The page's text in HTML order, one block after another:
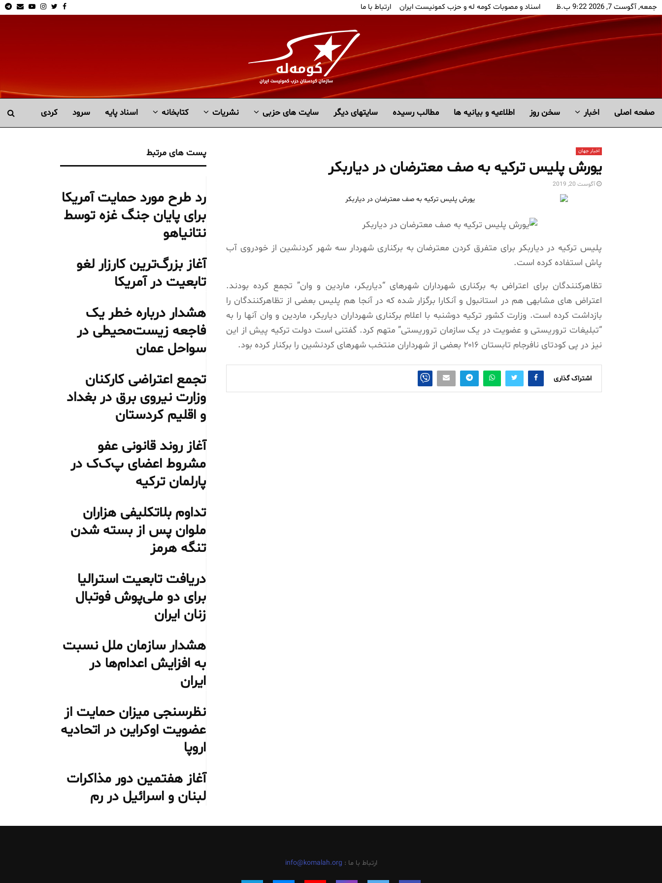
جمعه, آگوست 7, 2026 9:22 ب.ظ اسناد و مصوبات کومه له و حزب کمونیست ایران ارتباط با ما Facebook
Twitter
Instagram
Youtube
Email
صفحه اصلی اخبار سخن روز اطلاعیه و بیانیه ها مطالب رسیده سايتهاى ديگر سایت های حزبی نشریات کتابخانە اسناد پایه سرود کردی
اخبار جهان
یورش پلیس ترکیه به صف معترضان در دیاربکر
آگوست 20, 2019
پلیس ترکیه در دیاربکر برای متفرق کردن معترضان به برکناری شهردار سه شهر کردنشین از خودروی آب
پاش استفاده کرده است.
تظاهرکنندگان برای اعتراض به برکناری شهرداران شهرهای “دیاربکر، ماردین و وان” تجمع کرده بودند.
اعتراض های مشابهی هم در استانبول و آنکارا برگزار شده که در آنجا هم پلیس بعضی از تظاهرکنندگان را
بازداشت کرده است. وزارت کشور ترکیه دوشنبه با اعلام برکناری شهرداران دیاربکر، ماردین و وان آنها را به
“تبلیغات تروریستی و عضویت در یک سازمان تروریستی” متهم کرد. گفتنی است دولت ترکیه پیش از این
نیز در پی کودتای نافرجام تابستان ۲۰۱۶ بعضی از شهرداران منتخب شهرهای کردنشین را برکنار کرده بود.
اشتراک گذاری
پست های مرتبط
رد طرح مورد حمایت آمریکا
برای پایان جنگ غزه توسط
نتانیاهو
آغاز بزرگ‌ترین کارزار لغو
تابعیت در آمریکا
هشدار درباره خطر یک
فاجعه زیست‌محیطی در
سواحل عمان
تجمع اعتراضی کارکنان
وزارت نیروی برق در بغداد
و اقلیم کردستان
آغاز روند قانونی عفو
مشروط اعضای پ‌ک‌ک در
پارلمان ترکیه
تداوم بلاتکلیفی هزاران
ملوان پس از بسته شدن
تنگه هرمز
دریافت تابعیت استرالیا
برای دو ملی‌پوش فوتبال
زنان ایران
هشدار سازمان ملل نسبت
به افزایش اعدام‌ها در
ایران
نظرسنجی میزان حمایت از
عضویت اوکراین در اتحادیه
اروپا
آغاز هفتمین دور مذاکرات
لبنان و اسرائیل در رم
ارتباط با ما : info@komalah.org